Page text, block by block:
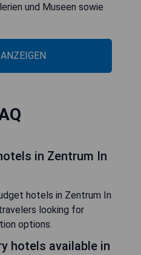
und Museen sowie
in Zentrum In
hotels in Zentrum In
looking for
options.
hotels available in